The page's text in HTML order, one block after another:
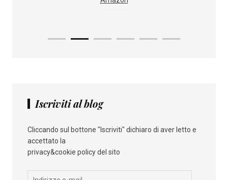
Iscriviti al blog
Cliccando sul bottone "Iscriviti" dichiaro di aver letto e
accettato la
privacy&cookie policy del sito
Indirizzo